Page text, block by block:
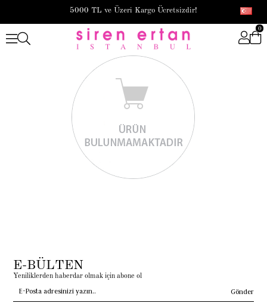
5000 TL ve Üzeri Kargo Ücretsizdir!
0
E-BÜLTEN
Yeniliklerden haberdar olmak için abone ol
Gönder